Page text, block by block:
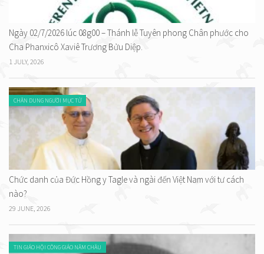
Ngày 02/7/2026 lúc 08g00 – Thánh lễ Tuyên phong Chân phước cho
Cha Phanxicô Xaviê Trương Bửu Diệp.
1 JULY, 2026
CHÂN DUNG NGƯỜI MỤC TỬ
Chức danh của Đức Hồng y Tagle và ngài đến Việt Nam với tư cách
nào?
29 JUNE, 2026
TIN GIÁO HỘI CÔNG GIÁO NĂM CHÂU